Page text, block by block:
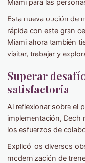
Miami para las
Esta nueva opción de
rápida con este gran
Miami ahora también
visitar, trabajar y
Superar
satisfactoria
Al reflexionar sobre el
implementación,
los esfuerzos de
Explicó los diversos
modernización de